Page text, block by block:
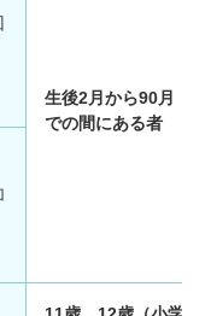
生後2月から90月（7
での間にある者